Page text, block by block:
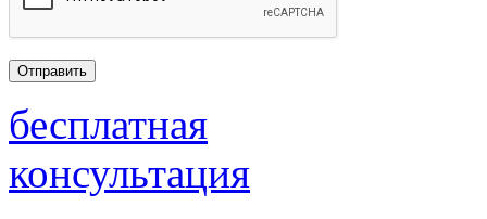
бесплатная
консультация